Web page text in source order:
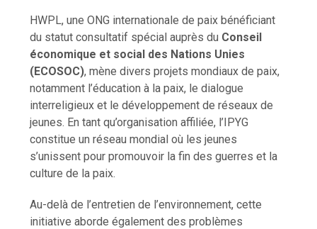
HWPL, une ONG internationale de paix bénéficiant
du statut consultatif spécial auprès du Conseil
économique et social des Nations Unies
(ECOSOC), mène divers projets mondiaux de paix,
notamment l’éducation à la paix, le dialogue
interreligieux et le développement de réseaux de
jeunes. En tant qu’organisation affiliée, l’IPYG
constitue un réseau mondial où les jeunes
s’unissent pour promouvoir la fin des guerres et la
culture de la paix.
Au-delà de l’entretien de l’environnement, cette
initiative aborde également des problèmes